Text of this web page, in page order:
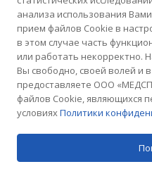
анализа использования
прием файлов Cookie в
в этом случае часть
или работать некорректно.
Вы свободно, своей волей и
предоставляете ООО
файлов Cookie, являющихся
условияхПолитики